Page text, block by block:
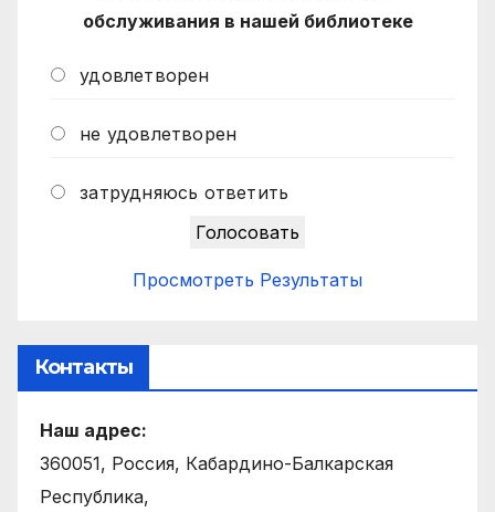
обслуживания в нашей библиотеке
удовлетворен
не удовлетворен
затрудняюсь ответить
Просмотреть Результаты
Контакты
Наш адрес:
360051, Россия, Кабардино-Балкарская
Республика,